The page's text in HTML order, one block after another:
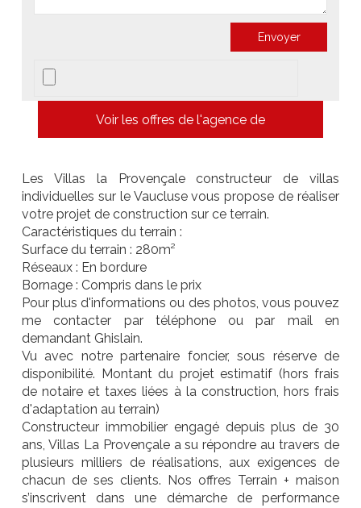
Voir les offres de l'agence de
Les Villas la Provençale constructeur de villas
individuelles sur le Vaucluse vous propose de réaliser
votre projet de construction sur ce terrain.
Caractéristiques du terrain :
Surface du terrain : 280m²
Réseaux : En bordure
Bornage : Compris dans le prix
Pour plus d'informations ou des photos, vous pouvez
me contacter par téléphone ou par mail en
demandant Ghislain.
Vu avec notre partenaire foncier, sous réserve de
disponibilité. Montant du projet estimatif (hors frais
de notaire et taxes liées à la construction, hors frais
d'adaptation au terrain)
Constructeur immobilier engagé depuis plus de 30
ans, Villas La Provençale a su répondre au travers de
plusieurs milliers de réalisations, aux exigences de
chacun de ses clients. Nos offres Terrain + maison
s’inscrivent dans une démarche de performance